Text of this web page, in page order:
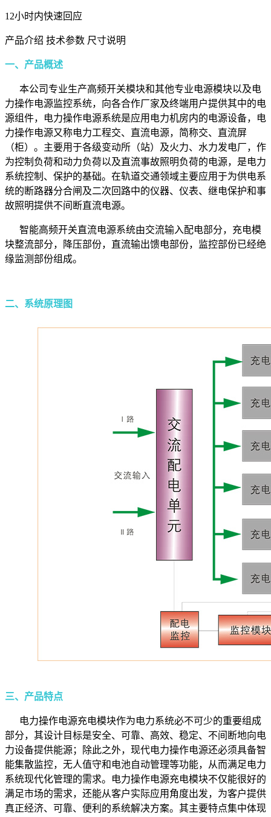
12小时内快速回应
产品介绍 技术参数 尺寸说明
一、产品概述
本公司专业生产高频开关模块和其他专业电源模块以及电
力操作电源监控系统，向各合作厂家及终端用户提供其中的电
源组件，电力操作电源系统是应用电力机房内的电源设备，电
力操作电源又称电力工程交、直流电源，简称交、直流屏
（柜）。主要用于各级变动所（站）及火力、水力发电厂，作
为控制负荷和动力负荷以及直流事故照明负荷的电源，是电力
系统控制、保护的基础。在轨道交通领域主要应用于为供电系
统的断路器分合闸及二次回路中的仪器、仪表、继电保护和事
故照明提供不间断直流电源。
智能高频开关直流电源系统由交流输入配电部分，充电模
块整流部分，降压部份，直流输出馈电部份，监控部份已经绝
缘监测部份组成。
二、系统原理图
三、产品特点
电力操作电源充电模块作为电力系统必不可少的重要组成
部分，其设计目标是安全、可靠、高效、稳定、不间断地向电
力设备提供能源；除此之外，现代电力操作电源还必须具备智
能集散监控，无人值守和电池自动管理等功能，从而满足电力
系统现代化管理的需求。电力操作电源充电模块不仅能很好的
满足市场的需求，还能从客户实际应用角度出发，为客户提供
真正经济、可靠、便利的系统解决方案。其主要特点集中体现